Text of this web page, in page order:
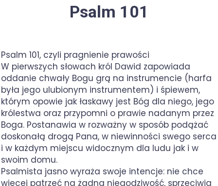
Psalm 101
Psalm 101, czyli pragnienie prawości
W pierwszych słowach król Dawid zapowiada
oddanie chwały Bogu grą na instrumencie (harfa
była jego ulubionym instrumentem) i śpiewem,
którym opowie jak łaskawy jest Bóg dla niego, jego
królestwa oraz przypomni o prawie nadanym przez
Boga. Postanawia w rozważny w sposób podążać
doskonałą drogą Pana, w niewinności swego serca
i w każdym miejscu widocznym dla ludu jak i w
swoim domu.
Psalmista jasno wyraża swoje intencje: nie chce
więcej patrzeć na żadną niegodziwość, sprzeciwia